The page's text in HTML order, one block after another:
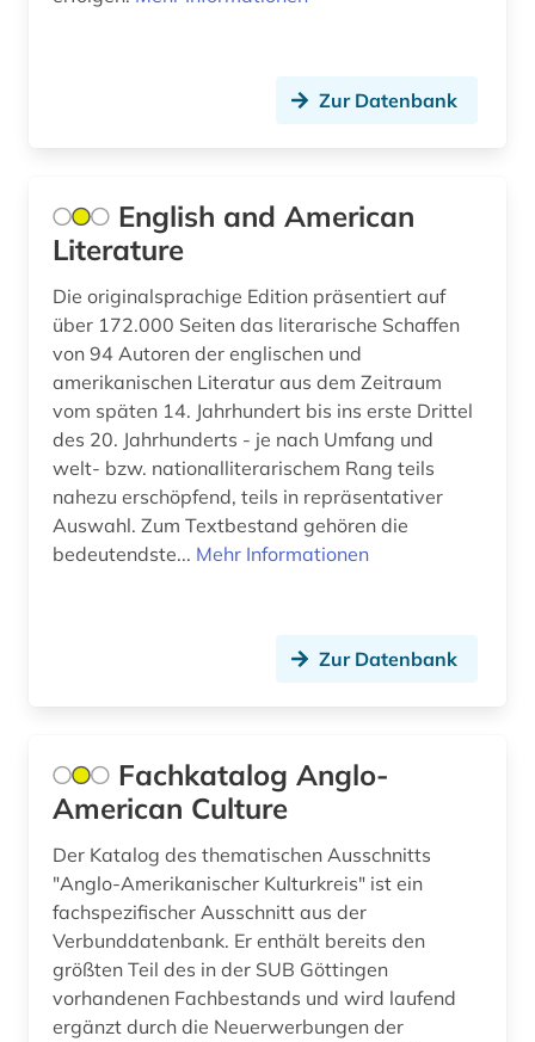
Zur Datenbank
English and American
Literature
Die originalsprachige Edition präsentiert auf
über 172.000 Seiten das literarische Schaffen
von 94 Autoren der englischen und
amerikanischen Literatur aus dem Zeitraum
vom späten 14. Jahrhundert bis ins erste Drittel
des 20. Jahrhunderts - je nach Umfang und
welt- bzw. nationalliterarischem Rang teils
nahezu erschöpfend, teils in repräsentativer
Auswahl. Zum Textbestand gehören die
bedeutendste... Mehr Informationen
Zur Datenbank
Fachkatalog Anglo-
American Culture
Der Katalog des thematischen Ausschnitts
"Anglo-Amerikanischer Kulturkreis" ist ein
fachspezifischer Ausschnitt aus der
Verbunddatenbank. Er enthält bereits den
größten Teil des in der SUB Göttingen
vorhandenen Fachbestands und wird laufend
ergänzt durch die Neuerwerbungen der